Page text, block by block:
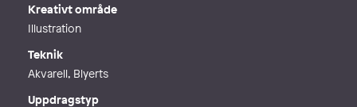
Kreativt område
Illustration
Teknik
Akvarell, Blyerts
Uppdragstyp